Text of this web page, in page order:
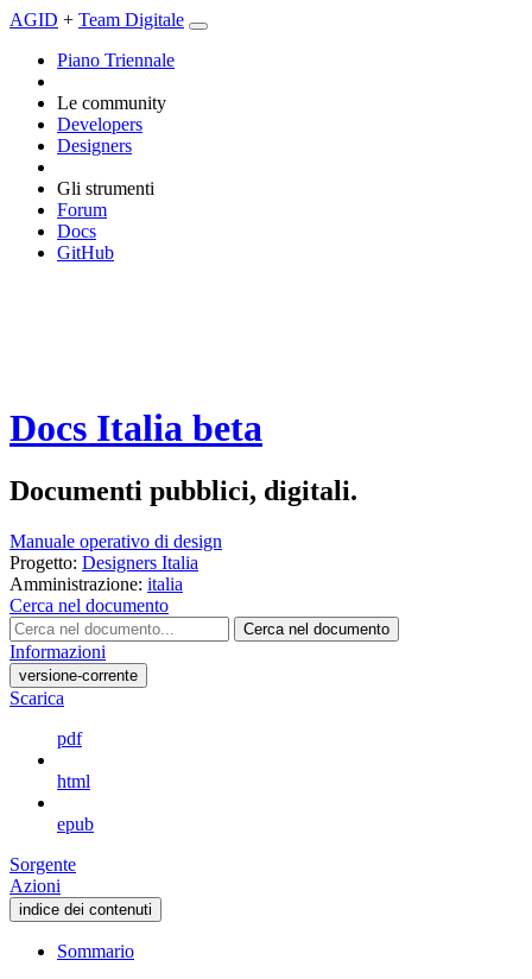
AGID + Team Digitale
Piano Triennale
Le community
Developers
Designers
Gli strumenti
Forum
Docs
GitHub
Docs Italia beta
Documenti pubblici, digitali.
Manuale operativo di design
Progetto: Designers Italia
Amministrazione: italia
Cerca nel documento
Cerca nel documento
Informazioni
versione-corrente
Scarica
pdf
html
epub
Sorgente
Azioni
indice dei contenuti
Sommario